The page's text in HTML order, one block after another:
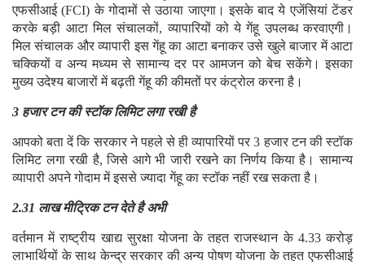
एफसीआई (FCI) के गोदामों से उठाया जाएगा। इसके बाद ये एजेंसियां टेंडर
करके बड़ी आटा मिल संचालकों, व्यापारियों को ये गेंहू उपलब्ध करवाएगी।
मिल संचालक और व्यापारी इस गेंहू का आटा बनाकर उसे खुले बाजार में आटा
चक्कियों व अन्य मध्यम से सामान्य दर पर आमजन को बेच सकेंगे। इसका
मुख्य उदेश्य बाजारों में बढ़ती गेंहू की कीमतों पर कंट्रोल करना है।
3 हजार टन की स्टॉक लिमिट लगा रखी है
आपको बता दें कि सरकार ने पहले से ही व्यापारियों पर 3 हजार टन की स्टॉक
लिमिट लगा रखी है, जिसे आगे भी जारी रखने का निर्णय किया है। सामान्य
व्यापारी अपने गोदाम में इससे ज्यादा गेंहू का स्टॉक नहीं रख सकता है।
2.31 लाख मीट्रिक टन देते है अभी
वर्तमान में राष्ट्रीय खाद्य सुरक्षा योजना के तहत राजस्थान के 4.33 करोड़
लाभार्थियों के साथ केन्द्र सरकार की अन्य पोषण योजना के तहत एफसीआई